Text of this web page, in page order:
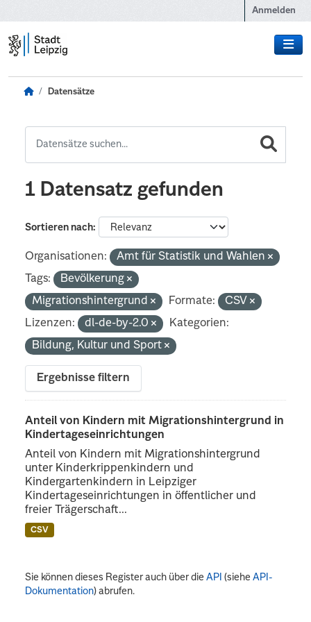
Anmelden
Datensätze
1 Datensatz gefunden
Sortieren nach
Organisationen:
Amt für Statistik und Wahlen
Tags:
Bevölkerung
Migrationshintergrund
Formate:
CSV
Lizenzen:
dl-de-by-2.0
Kategorien:
Bildung, Kultur und Sport
Ergebnisse filtern
Anteil von Kindern mit Migrationshintergrund in
Kindertageseinrichtungen
Anteil von Kindern mit Migrationshintergrund
unter Kinderkrippenkindern und
Kindergartenkindern in Leipziger
Kindertageseinrichtungen in öffentlicher und
freier Trägerschaft...
CSV
Sie können dieses Register auch über dieAPI (sieheAPI-
Dokumentation) abrufen.